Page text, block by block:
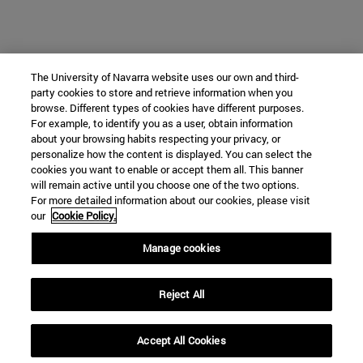
The University of Navarra website uses our own and third-
party cookies to store and retrieve information when you
browse. Different types of cookies have different purposes.
For example, to identify you as a user, obtain information
about your browsing habits respecting your privacy, or
personalize how the content is displayed. You can select the
cookies you want to enable or accept them all. This banner
will remain active until you choose one of the two options.
For more detailed information about our cookies, please visit
our Cookie Policy.
Manage cookies
Reject All
Accept All Cookies